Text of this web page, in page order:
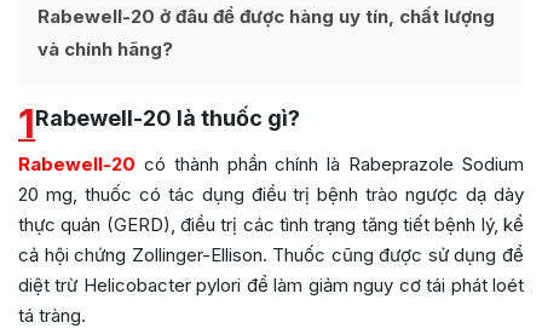
Rabewell-20 ở đâu để được hàng uy tín, chất lượng
và chính hãng?
1Rabewell-20 là thuốc gì?
Rabewell-20 có thành phần chính là Rabeprazole Sodium
20 mg, thuốc có tác dụng điều trị bệnh trào ngược dạ dày
thực quản (GERD), điều trị các tình trạng tăng tiết bệnh lý, kể
cả hội chứng Zollinger-Ellison. Thuốc cũng được sử dụng để
diệt trừ Helicobacter pylori để làm giảm nguy cơ tái phát loét
tá tràng.